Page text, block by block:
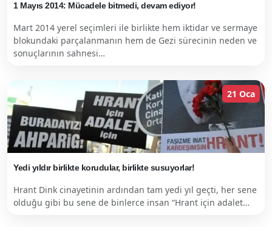
1 Mayıs 2014: Mücadele bitmedi, devam ediyor!
Mart 2014 yerel seçimleri ile birlikte hem iktidar ve sermaye
blokundaki parçalanmanın hem de Gezi sürecinin neden ve
sonuçlarının sahnesi…
21 Oca
Yedi yıldır birlikte korudular, birlikte susuyorlar!
Hrant Dink cinayetinin ardından tam yedi yıl geçti, her sene
olduğu gibi bu sene de binlerce insan “Hrant için adalet…